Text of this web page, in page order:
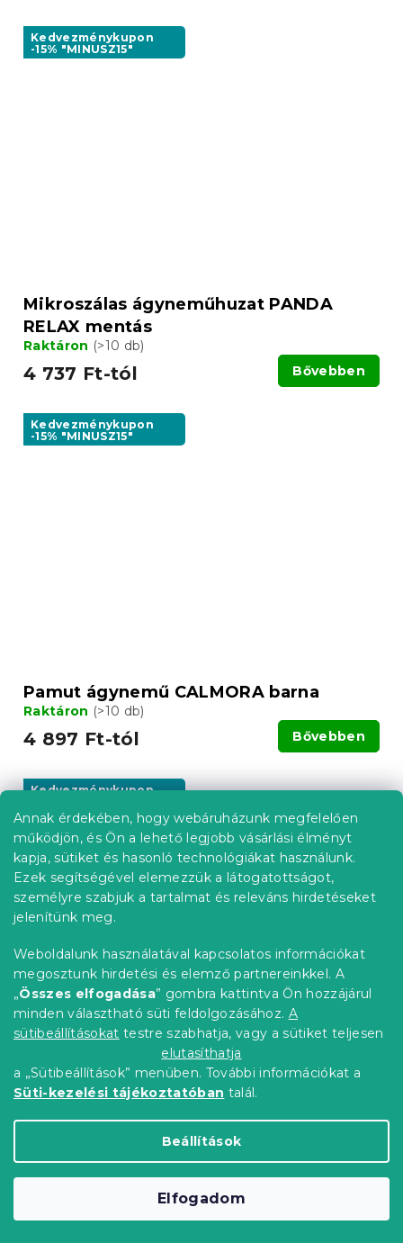
Annak érdekében, hogy webáruházunk megfelelően
működjön, és Ön a lehető legjobb vásárlási élményt
kapja, sütiket és hasonló technológiákat használunk.
Ezek segítségével elemezzük a látogatottságot,
személyre szabjuk a tartalmat és releváns hirdetéseket
jelenítünk meg.
Weboldalunk használatával kapcsolatos információkat
megosztunk hirdetési és elemző partnereinkkel. A
„Összes elfogadása” gombra kattintva Ön hozzájárul
minden választható süti feldolgozásához. A
sütibeállításokat testre szabhatja, vagy a sütiket teljesen
elutasíthatja
a „Sütibeállítások” menüben. További információkat a
Süti-kezelési tájékoztatóban talál.
Beállítások
Elfogadom
Kedvezménykupon
-15% "MINUSZ15"
Mikroszálas ágyneműhuzat PANDA
RELAX mentás
Raktáron (>10 db)
4 737 Ft-tól Bővebben
Kedvezménykupon
-15% "MINUSZ15"
Pamut ágynemű CALMORA barna
Raktáron (>10 db)
4 897 Ft-tól Bővebben
Kedvezménykupon
Pamut ágynemű CALMORA
világosszürke
Raktáron(1 db)
4 897 Ft-tól Bővebben
Kedvezménykupon